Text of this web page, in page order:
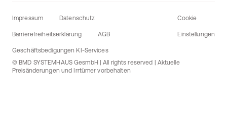
Impressum Datenschutz
Barrierefreiheitserklärung AGB
Geschäftsbedigungen KI-Services
Cookie
Einstellungen
© BMD SYSTEMHAUS GesmbH | All rights reserved | Aktuelle
Preisänderungen und Irrtümer vorbehalten